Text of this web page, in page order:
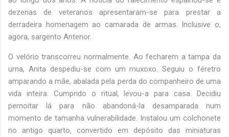
dezenas de veteranos apresentaram-se para prestar a
derradeira homenagem ao camarada de armas. Inclusive o,
agora, sargento Antenor.
O velório transcorreu normalmente. Ao fecharem a tampa da
urna, Anita despediu-se com um muxoxo. Seguiu o féretro
amparando a mãe, abalada pela perda do companheiro de uma
vida inteira. Cumprido o ritual, levou-a para casa. Decidiu
pernoitar lá para não abandoná-la desamparada num
momento de tamanha vulnerabilidade. Instalou um colchonete
no antigo quarto, convertido em depósito das miniaturas